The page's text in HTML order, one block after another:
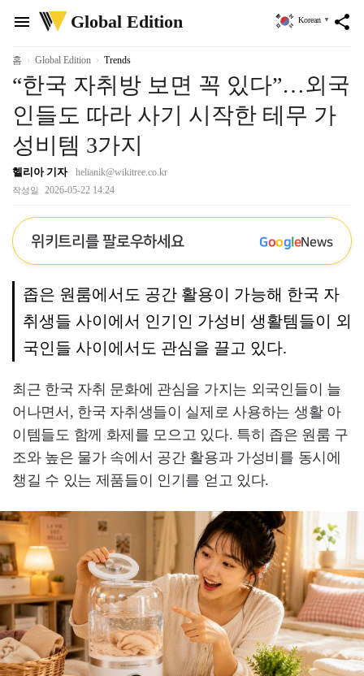
menu
위
키
리
Global Edition share
Korean ▼
홈 Global Edition Trends
“한국 자취방 보면 꼭 있다”…외국
인들도 따라 사기 시작한 테무 가
성비템 3가지
헬리아 기자 helianik@wikitree.co.kr
작성일 2026-05-22 14:24
위키트리를 팔로우하세요 GoogleNews
좁은 원룸에서도 공간 활용이 가능해 한국 자
취생들 사이에서 인기인 가성비 생활템들이 외
국인들 사이에서도 관심을 끌고 있다.
최근 한국 자취 문화에 관심을 가지는 외국인들이 늘
어나면서, 한국 자취생들이 실제로 사용하는 생활 아
이템들도 함께 화제를 모으고 있다. 특히 좁은 원룸 구
조와 높은 물가 속에서 공간 활용과 가성비를 동시에
챙길 수 있는 제품들이 인기를 얻고 있다.